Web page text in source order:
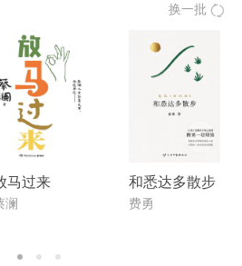
换一批
马过来
澜
和悉达多散步
费勇